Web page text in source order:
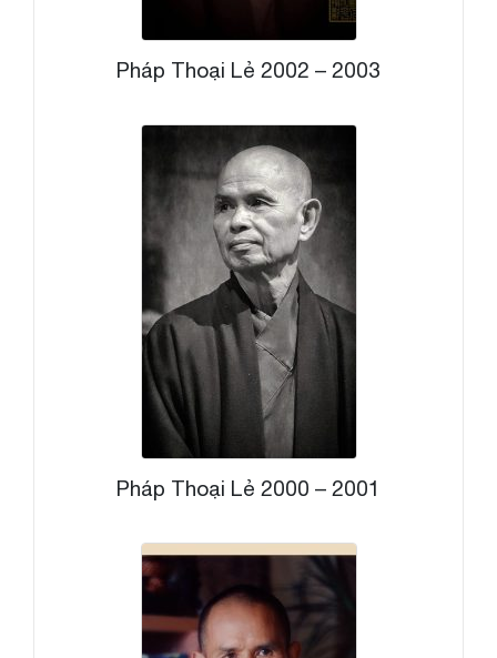
Pháp Thoại Lẻ 2002 – 2003
Pháp Thoại Lẻ 2000 – 2001